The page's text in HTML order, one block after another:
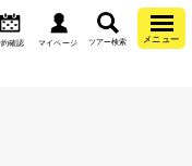
約確認 マイページ ツアー検索 メニュー